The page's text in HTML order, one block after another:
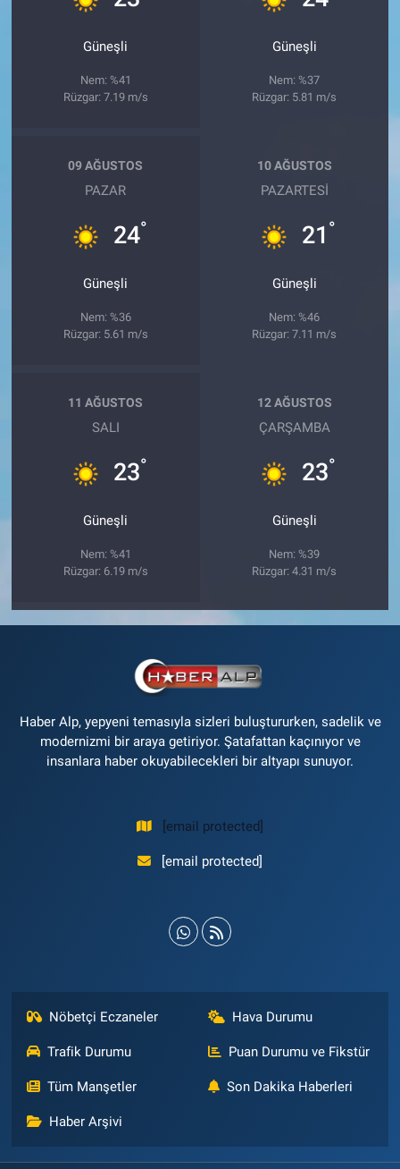
Güneşli
Nem: %41
Rüzgar: 7.19 m/s
Güneşli
Nem: %37
Rüzgar: 5.81 m/s
09 AĞUSTOS
PAZAR
24°
Güneşli
Nem: %36
Rüzgar: 5.61 m/s
10 AĞUSTOS
PAZARTESI
21 °
Güneşli
Nem: %46
Rüzgar: 7.11 m/s
11 AĞUSTOS
SALI
23°
Güneşli
Nem: %41
Rüzgar: 6.19 m/s
12 AĞUSTOS
ÇARŞAMBA
23°
Güneşli
Nem: %39
Rüzgar: 4.31 m/s
Haber Alp, yepyeni temasıyla sizleri buluştururken, sadelik ve
modernizmi bir araya getiriyor. Şatafattan kaçınıyor ve
insanlara haber okuyabilecekleri bir altyapı sunuyor.
[email protected]
[email protected]
Nöbetçi Eczaneler Hava Durumu
Trafik Durumu Puan Durumu ve Fikstür
Tüm Manşetler Son Dakika Haberleri
Haber Arşivi